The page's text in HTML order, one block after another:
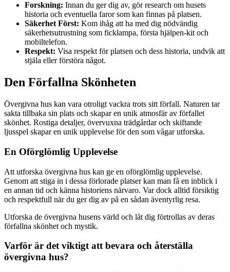
Forskning: Innan du ger dig av, gör research om husets
historia och eventuella faror som kan finnas på platsen.
Säkerhet Först: Kom ihåg att ha med dig nödvändig
säkerhetsutrustning som ficklampa, första hjälpen-kit och
mobiltelefon.
Respekt: Visa respekt för platsen och dess historia, undvik att
stjäla eller förstöra något.
Den Förfallna Skönheten
Övergivna hus kan vara otroligt vackra trots sitt förfall. Naturen tar
sakta tillbaka sin plats och skapar en unik atmosfär av förfallet
skönhet. Rostiga detaljer, övervuxna trädgårdar och skiftande
ljusspel skapar en unik upplevelse för den som vågar utforska.
En Oförglömlig Upplevelse
Att utforska övergivna hus kan ge en oförglömlig upplevelse.
Genom att stiga in i dessa förlorade platser kan man få en inblick i
en annan tid och känna historiens närvaro. Var dock alltid försiktig
och respektfull när du ger dig av på en sådan äventyrlig resa.
Utforska de övergivna husens värld och låt dig förtrollas av deras
förfallna skönhet och mystik.
Varför är det viktigt att bevara och återställa
övergivna hus?